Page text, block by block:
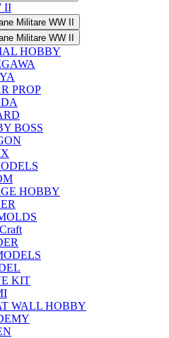
II
Militare WW II
Militare WW II
HOBBY
PROP
BOSS
HOBBY
KIT
WALL HOBBY